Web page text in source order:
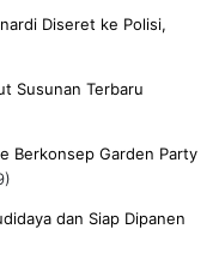
Diseret ke Polisi,
Susunan Terbaru
Berkonsep Garden Party
dan Siap Dipanen